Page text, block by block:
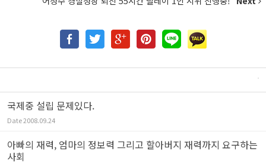
국제중 설립 문제있다.
Date2008.09.24
아빠의 재력, 엄마의 정보력 그리고 할아버지 재력까지 요구하는
사회